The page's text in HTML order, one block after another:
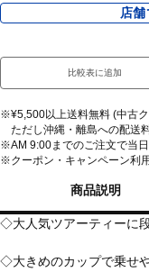
店
比較表に追加
※¥5,500以上送料無料 (中古
ただし沖縄・離島への配送
※AM 9:00までのご注文で当
※クーポン・キャンペーン利
商品説明
◇大人気ツアーティーに
◇大きめのカップで乗せ